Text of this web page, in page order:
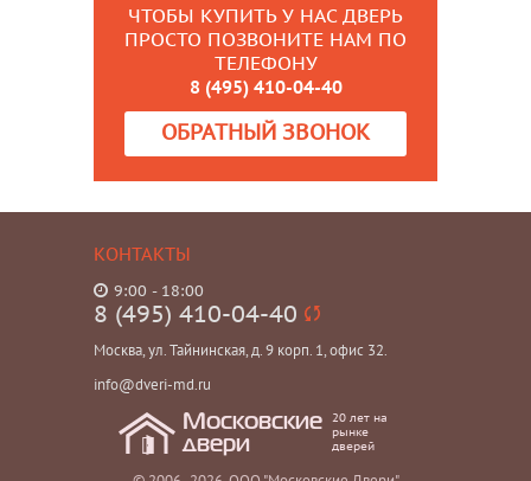
ЧТОБЫ КУПИТЬ У НАС ДВЕРЬ
ПРОСТО ПОЗВОНИТЕ НАМ ПО
ТЕЛЕФОНУ
8 (495) 410-04-40
ОБРАТНЫЙ ЗВОНОК
КОНТАКТЫ
9:00 - 18:00
8 (495) 410-04-40
Москва, ул. Тайнинская, д. 9 корп. 1, офис 32.
info@dveri-md.ru
Московские
двери
20 лет на
рынке
дверей